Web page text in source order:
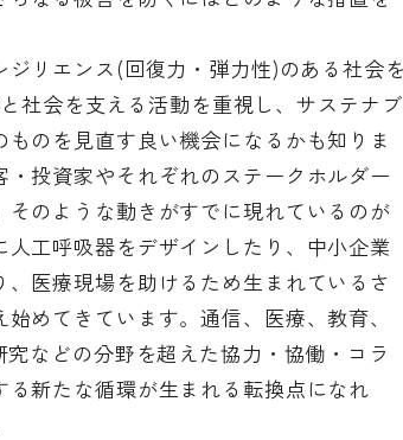
リエンス(回復力・弾力性)のある社会
社会を支える活動を重視し、サステナブ
のを見直す良い機会になるかも知りま
投資家やそれぞれのステークホルダー
のような動きがすでに現れているのが
工呼吸器をデザインしたり、中小企業
医療現場を助けるため生まれているさ
めてきています。通信、医療、教育、
などの分野を超えた協力・協働・コラ
新たな循環が生まれる転換点になれ